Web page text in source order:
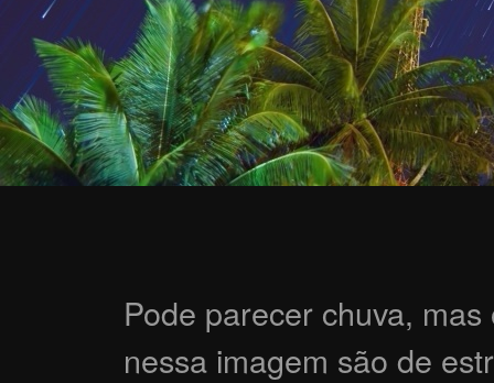
Pode parecer chuva,
nessa imagem são de